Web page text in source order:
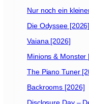
Nur noch ein
Die Odyssee [2026]
Vaiana [2026]
Minions & Monster
The Piano Tuner
Backrooms [2026]